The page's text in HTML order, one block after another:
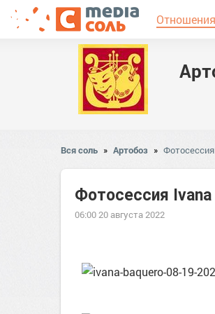
Отношения
Вся соль » Артобоз »
Фотосессия Ivana
06:00 20 августа 2022